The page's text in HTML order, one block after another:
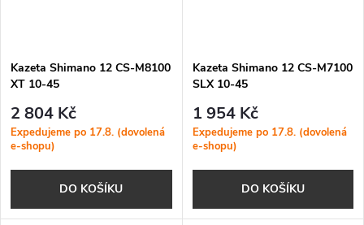
Kazeta Shimano 12 CS-M8100
XT 10-45
2 804 Kč
Expedujeme po 17.8. (dovolená
e-shopu)
DO KOŠÍKU
Kazeta Shimano 12 CS-M7100
SLX 10-45
1 954 Kč
Expedujeme po 17.8. (dovolená
e-shopu)
DO KOŠÍKU